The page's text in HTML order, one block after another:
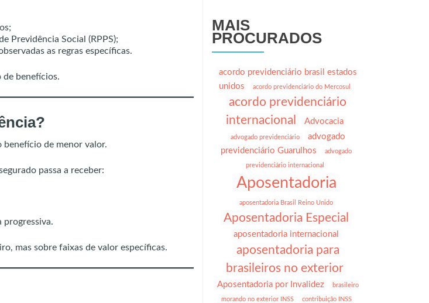
Previdência Social (RPPS);
as regras específicas.
benefícios.
benefício de menor valor.
passa a receber:
progressiva.
mas sobre faixas de valor específicas.
MAIS
PROCURADOS
acordo previdenciário brasil estados
unidos
acordo previdenciário do Mercosul
acordo previdenciário
internacional
Advocacia
advogado previdenciário
advogado
previdenciário Guarulhos
advogado
previdenciário internacional
Aposentadoria
aposentadoria Brasil Reino Unido
Aposentadoria Especial
aposentadoria internacional
aposentadoria para
brasileiros no exterior
Aposentadoria por Invalidez brasileiro
morando no exterior INSS contribuição INSS